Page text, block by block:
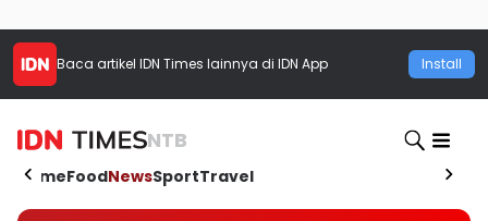
Baca artikel IDN Times lainnya di IDN App Install
NTB
HomeFoodNewsSportTravel